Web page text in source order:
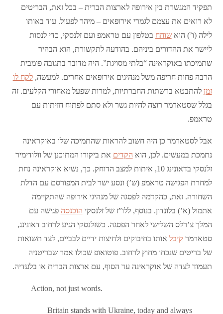
תפקיד המגשרת בין אירופה לארצות הברית – בכל זאת, הבריטים
לא רואים את עצמם לגמרי אירופאים – מיהר לפעול. עוד באותו
לילה (ו’) הואשוחח בטלפון עם טראמפ ועם זלנסקי, כדי לנסות
ליישר את ההדורים ביניהם. בהודעה לתקשורת, הוא הבהיר
שתמיכתו באוקראינה “בלתי מסויגת”. היה מדובר בתגובה פומבית
הרבה פחות חריפה משל מנהיגים אירופאים אחרים. למעשה,לקח לו
זמן להתבטא ברשתות החברתיות, למרות שפעל מאחורי הקלעים. זה
בגלל שסטארמר רוצה להיות גשר ולא סתם לפתוח חזיתות עם
טראמפ.
אבל לסטארמר כן היה חשוב להראות שהתמיכה שלו באוקראינה
נתמכת במעשים. לכן, הוא הקדים את ביקורו המתוכנן של וולודימיר
זלנסקי בדאונינג 10, איתות למצב הדוחק. כך, נשיא אוקראינה נחת
למחרת הפגישה טראמפ (ש’) ונסע ישר לבית המפורסם עם הדלת
השחורה. זאת, כהקדמה לפסגה של מנהיגי אירופה שהתקיימה
אתמול (א’) בלונדון. בנוסף, ללו”ז של זלנסקי הוכנסה פגישה עם
המלך צ’רלס השלישי לאחר הפסגה. כשזלנסקי הגיע לרחוב דאונינג,
סטארמר קיבל אותו בחיבוקים ולחיצות ידיים לבביים, לצד תשואות
של בריטים שנכחו מחוץ לרחוב. פוטואופ שכולו אמר שבריטניה
תעמוד לצדה של אוקראינה עד הסוף, עם ארצות הברית או בלעדיה.
Action, not just words.
Britain stands with Ukraine, today and always